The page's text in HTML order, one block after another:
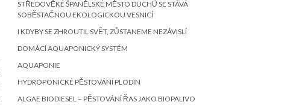
STŘEDOVĚKÉ ŠPANĚLSKÉ MĚSTO DUCHŮ SE STÁVÁ
SOBĚSTAČNOU EKOLOGICKOU VESNICÍ
I KDYBY SE ZHROUTIL SVĚT, ZŮSTANEME NEZÁVISLÍ
DOMÁCÍ AQUAPONICKÝ SYSTÉM
AQUAPONIE
HYDROPONICKÉ PĚSTOVÁNÍ PLODIN
ALGAE BIODIESEL – PĚSTOVÁNÍ ŘAS JAKO BIOPALIVO